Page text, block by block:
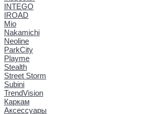
INTEGO
IROAD
Mio
Nakamichi
Neoline
ParkCity
Playme
Stealth
Street Storm
Subini
TrendVision
Каркам
Аксессуары